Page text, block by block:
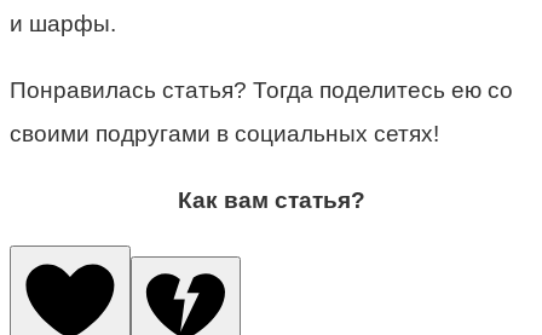
и шарфы.
Понравилась статья? Тогда поделитесь ею со
своими подругами в социальных сетях!
Как вам статья?